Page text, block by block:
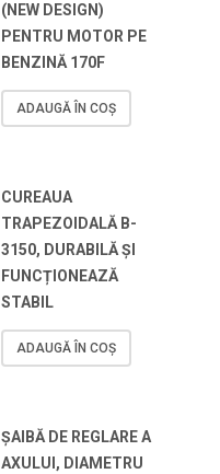
(NEW DESIGN)
PENTRU MOTOR PE
BENZINĂ 170F
ADAUGĂ ÎN COȘ
CUREAUA
TRAPEZOIDALĂ B-
3150, DURABILĂ ȘI
FUNCȚIONEAZĂ
STABIL
ADAUGĂ ÎN COȘ
ȘAIBĂ DE REGLARE A
AXULUI, DIAMETRU